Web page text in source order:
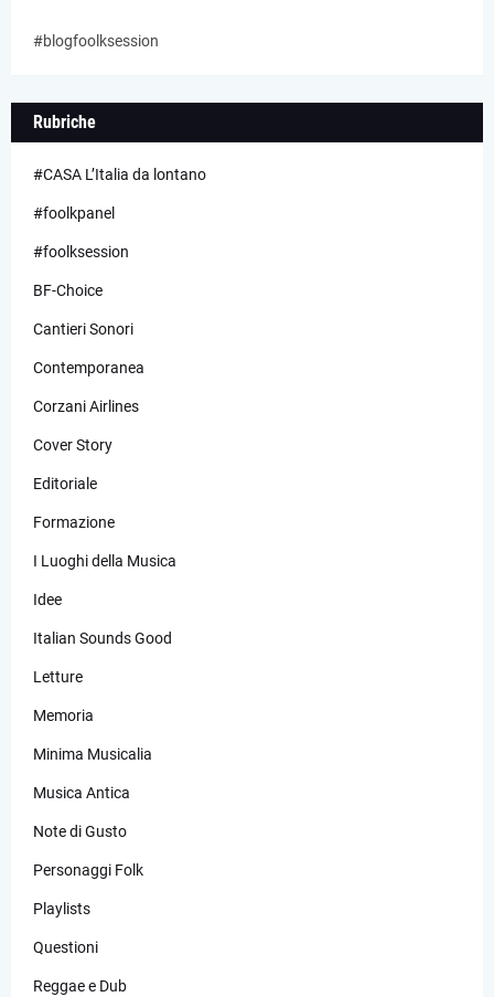
#blogfoolksession
Rubriche
#CASA L’Italia da lontano
#foolkpanel
#foolksession
BF-Choice
Cantieri Sonori
Contemporanea
Corzani Airlines
Cover Story
Editoriale
Formazione
I Luoghi della Musica
Idee
Italian Sounds Good
Letture
Memoria
Minima Musicalia
Musica Antica
Note di Gusto
Personaggi Folk
Playlists
Questioni
Reggae e Dub